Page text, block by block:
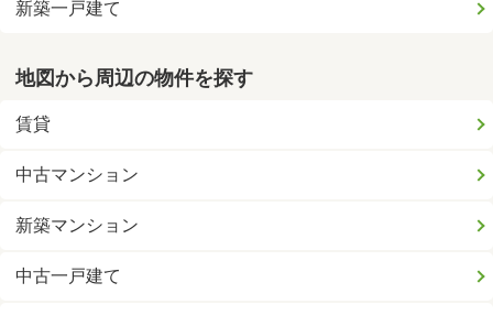
新築一戸建て
地図から周辺の物件を探す
賃貸
中古マンション
新築マンション
中古一戸建て